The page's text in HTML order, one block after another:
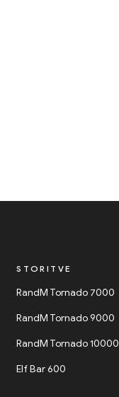
STORITVE
RandM Tornado 7000
RandM Tornado 9000
RandM Tornado 10000
Elf Bar 600